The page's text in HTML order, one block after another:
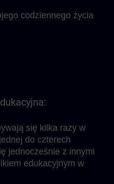
codziennego życia
się kilka razy w
do czterech
jednocześnie z innymi
edukacyjnym w